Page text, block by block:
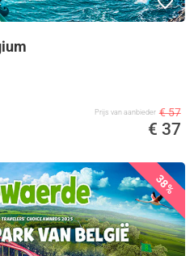
Prijs van aanbieder € 57
€ 37
38%